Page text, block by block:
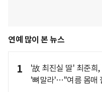
연예 많이 본 뉴스
1
'故 최진실 딸' 최준희
'뼈말라'…"여름 몸매